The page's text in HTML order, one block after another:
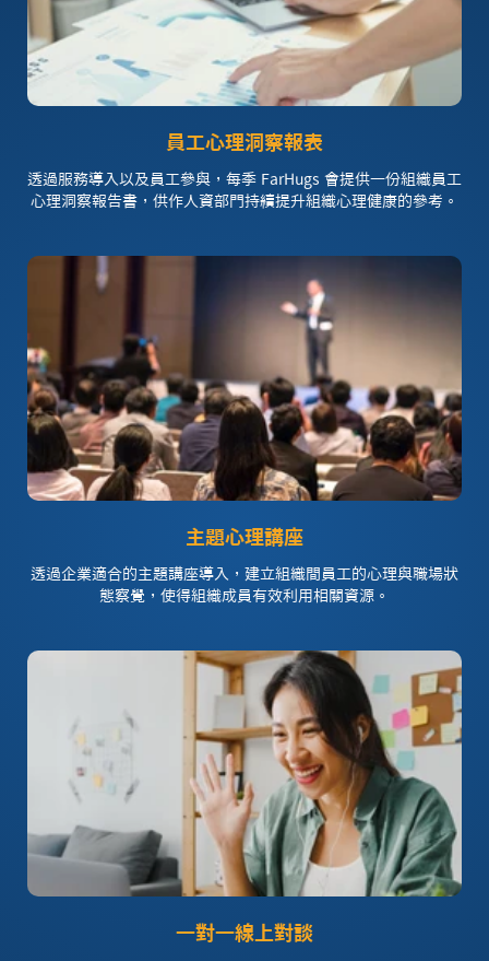
員工心理洞察報表
透過服務導入以及員工參與，每季 FarHugs 會提供一份組織員工
心理洞察報告書，供作人資部門持續提升組織心理健康的參考。
主題心理講座
透過企業適合的主題講座導入，建立組織間員工的心理與職場狀
態察覺，使得組織成員有效利用相關資源。
一對一線上對談